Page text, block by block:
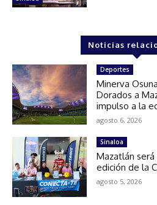
Noticias
Deportes
Minerva
Dorados a
impulso a la
agosto 6, 2026
Sinaloa
Mazatlán
edición de la
agosto 5, 2026